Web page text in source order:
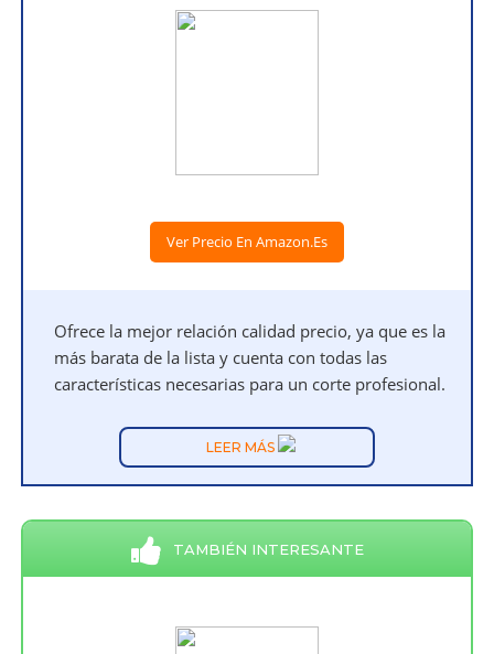
Ver Precio En Amazon.es
Ofrece la mejor relación calidad precio, ya que es la
más barata de la lista y cuenta con todas las
características necesarias para un corte profesional.
LEER MÁS
TAMBIÉN INTERESANTE